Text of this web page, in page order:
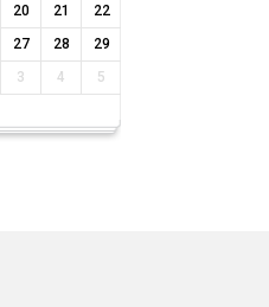
20 21
22
27 28
29
3 4 5